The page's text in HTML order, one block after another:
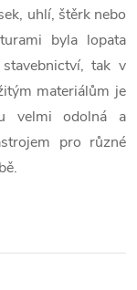
uhlí, štěrk nebo
byla lopata
tak v
materiálům je
velmi odolná a
pro různé